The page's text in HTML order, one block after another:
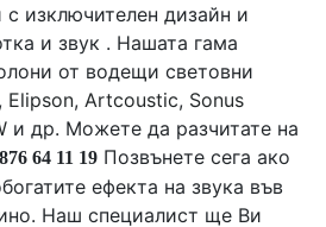
изключителен дизайн и
и звук . Нашата гама
от водещи световни
, Elipson, Artcoustic, Sonus
и др. Можете да разчитате на
64 11 19 Позвънете сега ако
ефекта на звука във
Наш специалист ще Ви